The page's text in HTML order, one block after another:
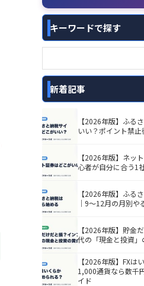
キーワードで探す
新着記事
【2026年版】ふる
いい？ポイント禁
【2026年版】ネッ
心者が自分に合う1
【2026年版】ふる
｜9〜12月の月別や
【2026年版】貯金
代の「現金と投資
【2026年版】FXは
1,000通貨なら数千
イド